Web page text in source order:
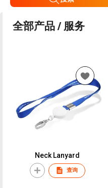
全部产品 / 服务
Neck Lanyard
查询